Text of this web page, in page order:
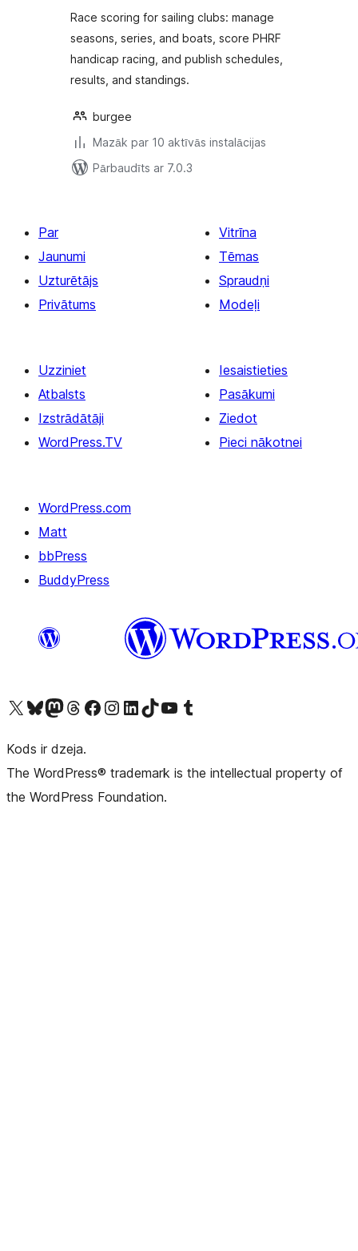
Race scoring for sailing clubs: manage
seasons, series, and boats, score PHRF
handicap racing, and publish schedules,
results, and standings.
burgee
Mazāk par 10 aktīvās instalācijas
Pārbaudīts ar 7.0.3
Par
Jaunumi
Uzturētājs
Privātums
Vitrīna
Tēmas
Spraudņi
Modeļi
Uzziniet
Atbalsts
Izstrādātāji
WordPress.TV
Iesaistieties
Pasākumi
Ziedot
Pieci nākotnei
WordPress.com
Matt
bbPress
BuddyPress
Apmeklējiet mūsu X (agrāk Twitter) kontu
Apmeklējiet mūsu Bluesky kontu
Apmeklējiet mūsu Mastodon kontu
Apmeklējiet mūsu Threads kontu
Apmeklējiet mūsu Facebook lapuApmeklējiet mūsu Instagram kontu
Apmeklējiet mūsu LinkedIn kontu
Apmeklējiet mūsu TikTok kontu
Apmeklējiet mūsu YouTube kanālu
Apmeklējiet mūsu Tumblr kontu
Kods ir dzeja.
The WordPress® trademark is the intellectual property of
the WordPress Foundation.